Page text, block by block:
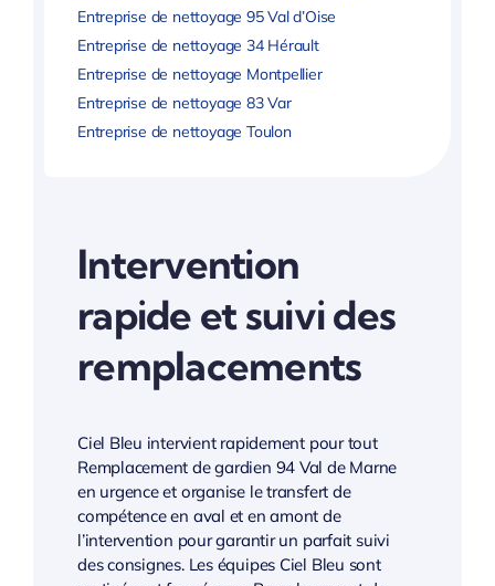
Entreprise de nettoyage 95 Val d’Oise
Entreprise de nettoyage 34 Hérault
Entreprise de nettoyage Montpellier
Entreprise de nettoyage 83 Var
Entreprise de nettoyage Toulon
Intervention
rapide et suivi des
remplacements
Ciel Bleu intervient rapidement pour tout
Remplacement de gardien 94 Val de Marne
en urgence et organise le transfert de
compétence en aval et en amont de
l’intervention pour garantir un parfait suivi
des consignes. Les équipes Ciel Bleu sont